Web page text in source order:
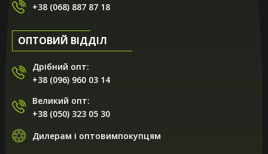
+38 (068) 887 87 18
ОПТОВИЙ ВІДДІЛ
Дрібний опт:
+38 (096) 960 03 14
Великий опт:
+38 (050) 323 05 30
Дилерам і оптовимпокупцям